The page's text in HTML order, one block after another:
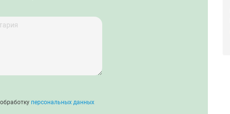
персональных данных